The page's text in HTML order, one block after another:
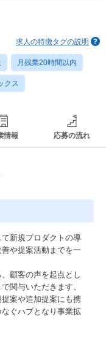
求人の特徴タグの説明
月残業20時間以内
クス
情報 応募の流れ
新規プロダクトの導
や提案活動までを一
顧客の声を起点とし
関与いただきます。
案や追加提案にも携
ぐハブとなり事業拡